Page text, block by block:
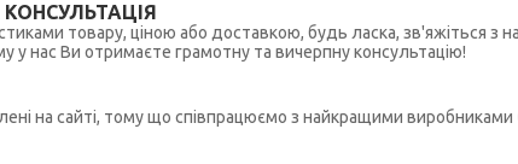
товару, ціною або доставкою, будь ласка, зв'яжіться з
у нас Ви отримаєте грамотну та вичерпну консультацію!
на сайті, тому що співпрацюємо з найкращими